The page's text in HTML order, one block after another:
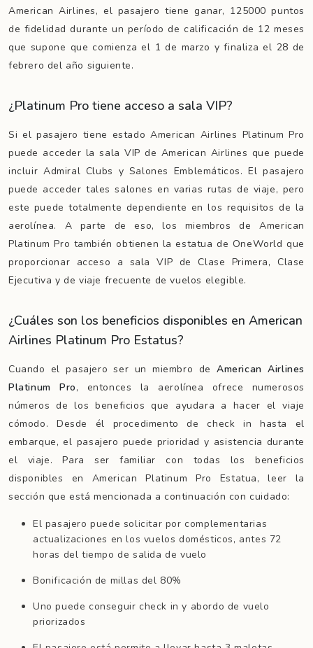
American Airlines, el pasajero tiene ganar, 125000 puntos
de fidelidad durante un período de calificación de 12 meses
que supone que comienza el 1 de marzo y finaliza el 28 de
febrero del año siguiente.
¿Platinum Pro tiene acceso a sala VIP?
Si el pasajero tiene estado American Airlines Platinum Pro
puede acceder la sala VIP de American Airlines que puede
incluir Admiral Clubs y Salones Emblemáticos. El pasajero
puede acceder tales salones en varias rutas de viaje, pero
este puede totalmente dependiente en los requisitos de la
aerolínea. A parte de eso, los miembros de American
Platinum Pro también obtienen la estatua de OneWorld que
proporcionar acceso a sala VIP de Clase Primera, Clase
Ejecutiva y de viaje frecuente de vuelos elegible.
¿Cuáles son los beneficios disponibles en American
Airlines Platinum Pro Estatus?
Cuando el pasajero ser un miembro de American Airlines
Platinum Pro, entonces la aerolínea ofrece numerosos
números de los beneficios que ayudara a hacer el viaje
cómodo. Desde él procedimento de check in hasta el
embarque, el pasajero puede prioridad y asistencia durante
el viaje. Para ser familiar con todas los beneficios
disponibles en American Platinum Pro Estatua, leer la
sección que está mencionada a continuación con cuidado:
El pasajero puede solicitar por complementarias
actualizaciones en los vuelos domésticos, antes 72
horas del tiempo de salida de vuelo
Bonificación de millas del 80%
Uno puede conseguir check in y abordo de vuelo
priorizados